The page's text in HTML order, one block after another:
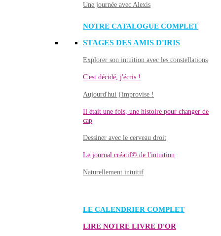
Une journée avec Alexis
NOTRE CATALOGUE COMPLET
STAGES DES AMIS D'IRIS
Explorer son intuition avec les constellations
C'est décidé, j'écris !
Aujourd'hui j'improvise !
Il était une fois, une histoire pour changer de
cap
Dessiner avec le cerveau droit
Le journal créatif© de l'intuition
Naturellement intuitif
LE CALENDRIER COMPLET
LIRE NOTRE LIVRE D'OR